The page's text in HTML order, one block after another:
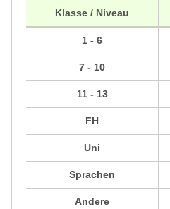
Klasse / Niveau
1 - 6
7 - 10
11 - 13
FH
Uni
Sprachen
Andere